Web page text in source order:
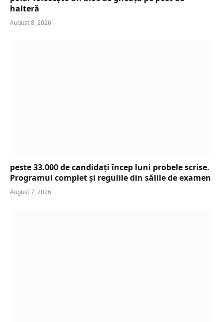
halteră
August 8, 2026
peste 33.000 de candidați încep luni probele scrise.
Programul complet și regulile din sălile de examen
August 7, 2026